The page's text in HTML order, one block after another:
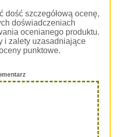
dość szczegółową ocenę,
doświadczeniach
ocenianego produktu.
i zalety uzasadniające
punktowe.